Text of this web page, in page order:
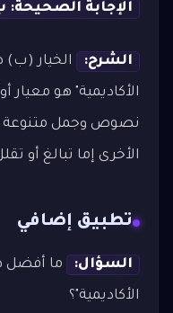
الإجابة الصحيحة:
الشرح: الخيار
الأكاديمية" هو
نصوص وجمل متنوعة
الأخرى إما تبالغ أو
تطبيق إضافي
السؤال: ما أفضل
الأكاديمية"؟